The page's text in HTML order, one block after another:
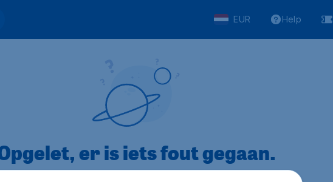
EUR Help
er is iets fout gegaan.